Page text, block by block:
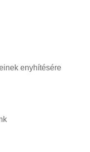
enyhítésére